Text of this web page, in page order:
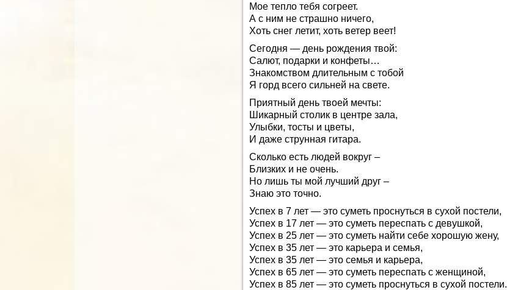
Мое тепло тебя согреет.
А с ним не страшно ничего,
Хоть снег летит, хоть ветер веет!
Сегодня — день рождения твой:
Салют, подарки и конфеты…
Знакомством длительным с тобой
Я горд всего сильней на свете.
Приятный день твоей мечты:
Шикарный столик в центре зала,
Улыбки, тосты и цветы,
И даже струнная гитара.
Сколько есть людей вокруг –
Близких и не очень.
Но лишь ты мой лучший друг –
Знаю это точно.
Успех в 7 лет — это суметь проснуться в сухой постели,
Успех в 17 лет — это суметь переспать с девушкой,
Успех в 25 лет — это суметь найти себе хорошую жену,
Успех в 35 лет — это карьера и семья,
Успех в 35 лет — это семья и карьера,
Успех в 65 лет — это суметь переспать с женщиной,
Успех в 85 лет — это суметь проснуться в сухой постели.